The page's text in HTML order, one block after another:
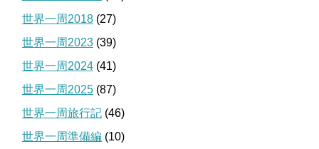
世界一周2018 (27)
世界一周2023 (39)
世界一周2024 (41)
世界一周2025 (87)
世界一周旅行記 (46)
世界一周準備編 (10)